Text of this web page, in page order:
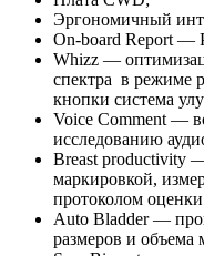
Эргономичный
On-board Report —
Whizz —
спектра в режиме
кнопки система
Voice Comment —
исследованию
Breast productivity
маркировкой,
протоколом
Auto Bladder —
размеров и объема